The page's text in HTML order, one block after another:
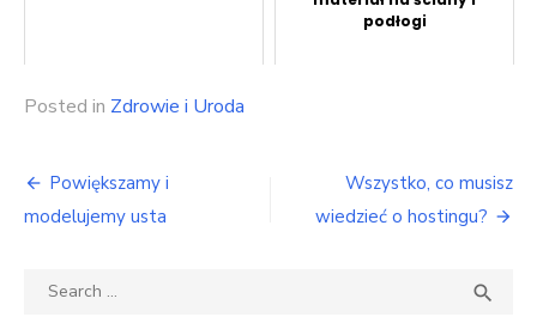
podłogi
Posted in Zdrowie i Uroda
Nawigacja
wpisu
Powiększamy i
modelujemy usta
Wszystko, co musisz
wiedzieć o hostingu?
Search
